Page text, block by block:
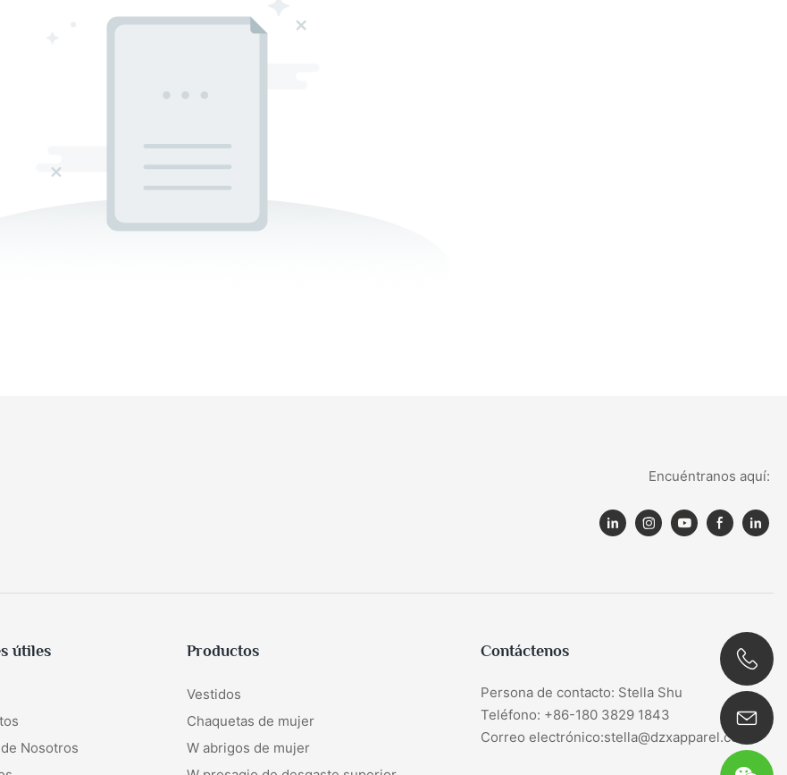
Encuéntranos aquí:
útiles
Nosotros
Productos
Vestidos
Chaquetas de mujer
W abrigos de mujer
Contáctenos
Persona de contacto: Stella Shu
Teléfono: +86-180 3829 1843
Correo electrónico:stella@dzxapparel.com